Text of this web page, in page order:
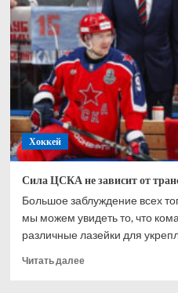
отметила
лауреатов
прошедшего
сезона
Хоккей
Сила ЦСКА не зависит от
Большое заблуждение всех
мы можем увидеть то, что
различные лазейки для
Читать далееПрочитать